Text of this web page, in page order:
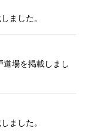
ました。
場を掲載しまし
ました。